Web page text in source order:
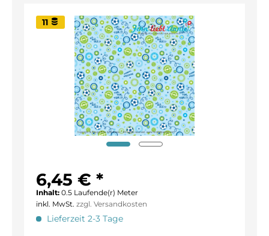
11
6,45 € *
Inhalt: 0.5 Laufende(r) Meter
inkl. MwSt. zzgl. Versandkosten
Lieferzeit 2-3 Tage